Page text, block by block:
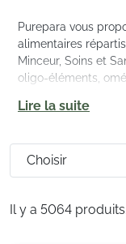
Purepara vous
alimentaires
Minceur, Soins et
oligo-éléments,
végan avec des
Les marques
Aboca, Synactifs,
Lire la suite
Il y a 5064 produits.
Choisir